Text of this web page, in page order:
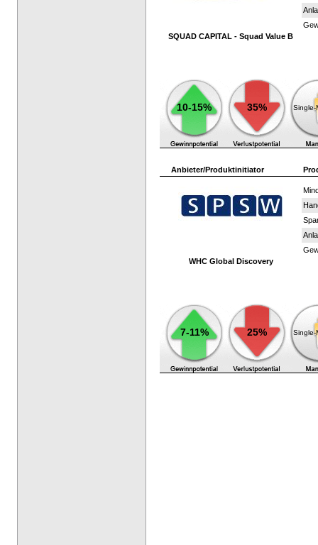
SQUAD CAPITAL - Squad Value B
10-15% 35% Single-
Anbieter/Produktinitiator
WHC Global Discovery
7-11% 25% Single-